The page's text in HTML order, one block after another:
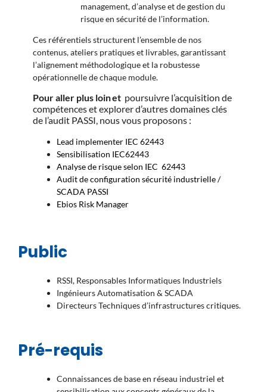
management, d’analyse et de gestion du
risque en sécurité de l’information.
Ces référentiels structurent l’ensemble de nos
contenus, ateliers pratiques et livrables, garantissant
l’alignement méthodologique et la robustesse
opérationnelle de chaque module.
Pour aller plus loin et poursuivre l’acquisition de
compétences et explorer d’autres domaines clés
de l’audit PASSI, nous vous proposons :
Lead implementer IEC 62443
Sensibilisation IEC62443
Analyse de risque selon IEC 62443
Audit de configuration sécurité industrielle /
SCADA PASSI
Ebios Risk Manager
Public
RSSI, Responsables Informatiques Industriels
Ingénieurs Automatisation & SCADA
Directeurs Techniques d’infrastructures critiques.
Pré-requis
Connaissances de base en réseau industriel et